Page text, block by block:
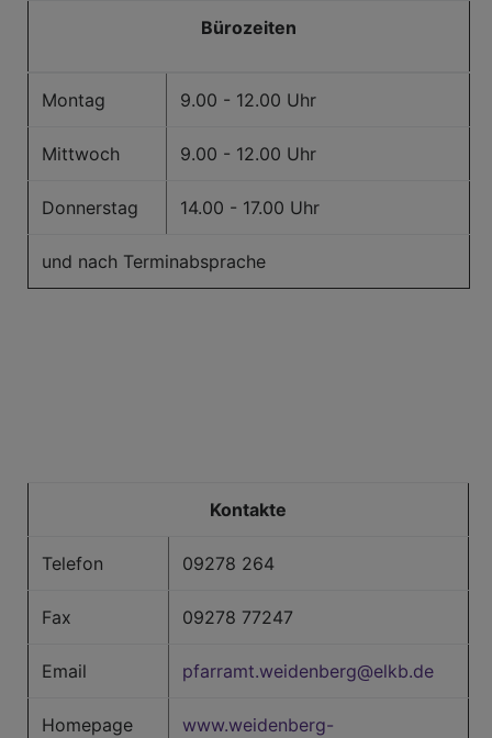
Bürozeiten
Montag 9.00 - 12.00 Uhr
Mittwoch 9.00 - 12.00 Uhr
Donnerstag 14.00 - 17.00 Uhr
und nach Terminabsprache
Kontakte
Telefon 09278 264
Fax 09278 77247
Email pfarramt.weidenberg@elkb.de
Homepage
www.weidenberg-